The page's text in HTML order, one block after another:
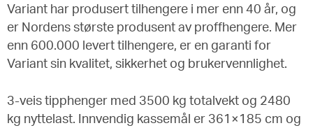
Variant har produsert tilhengere i mer enn 40 år, og
er Nordens største produsent av proffhengere. Mer
enn 600.000 levert tilhengere, er en garanti for
Variant sin kvalitet, sikkerhet og brukervennlighet.
3-veis tipphenger med 3500 kg totalvekt og 2480
kg nyttelast. Innvendig kassemål er 361×185 cm og